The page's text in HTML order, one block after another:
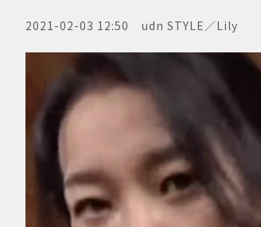
2021-02-03 12:50 udn STYLE／Lily